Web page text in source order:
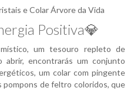
e Colar Árvore da Vida
Positiva💎
um tesouro repleto de
abrir, encontrarás um conjunto
um colar com pingente
pompons de feltro coloridos, que